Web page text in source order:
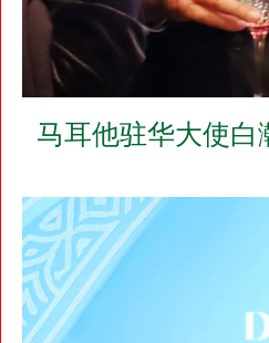
马耳他驻华大使